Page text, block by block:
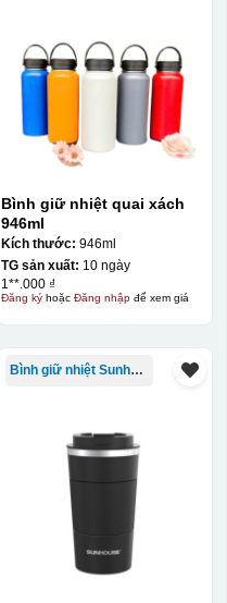
Bình giữ nhiệt quai xách
946ml
Kích thước: 946ml
TG sản xuất: 10 ngày
1**.000 ₫
Đăng kýhoặc Đăng nhậpđể xem giá
Bình giữ nhiệt Sunhouse